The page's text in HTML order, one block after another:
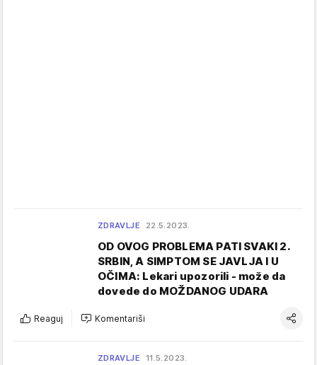
ZDRAVLJE 22.5.2023.
OD OVOG PROBLEMA PATI SVAKI 2.
SRBIN, A SIMPTOM SE JAVLJA I U
OČIMA: Lekari upozorili - može da
dovede do MOŽDANOG UDARA
Reaguj Komentariši
ZDRAVLJE 11.5.2023.